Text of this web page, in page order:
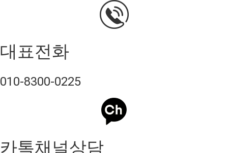
대표전화
010-8300-0225
카톡채널상담